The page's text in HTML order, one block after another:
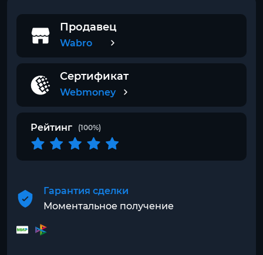
Продавец
Wabro
Сертификат
Webmoney
Рейтинг (100%)
Гарантия сделки
Моментальное получение